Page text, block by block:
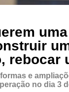
rebocar
e
no dia 3